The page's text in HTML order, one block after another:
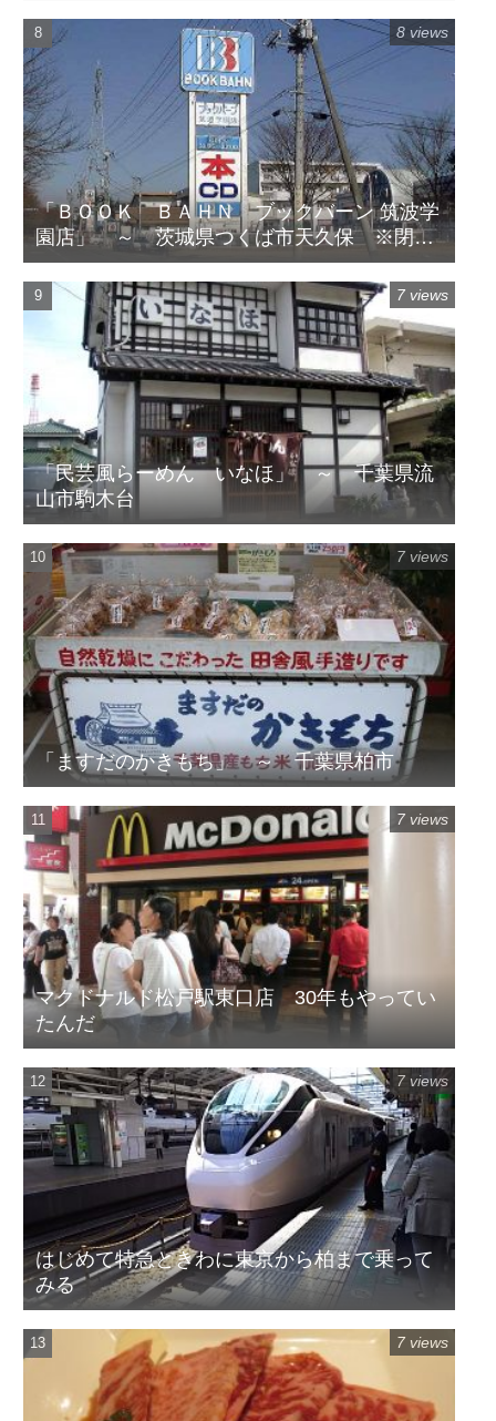
「ＢＯＯＫ ＢＡＨＮ ブックバーン 筑波学
園店」 ～ 茨城県つくば市天久保 ※閉店
してます
8 views
「民芸風らーめん いなほ」 ～ 千葉県流
山市駒木台
7 views
「ますだのかきもち」 ～ 千葉県柏市
7 views
マクドナルド松戸駅東口店 30年もやってい
たんだ
7 views
はじめて特急ときわに東京から柏まで乗って
みる
7 views
7 views